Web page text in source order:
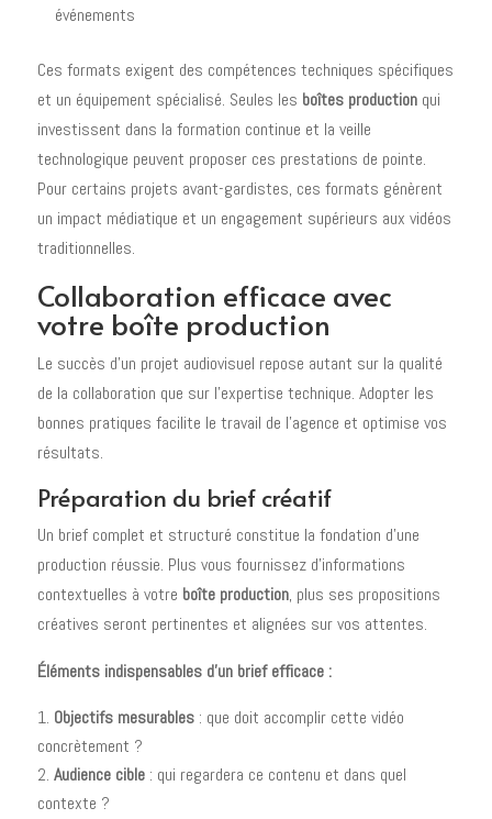
événements
Ces formats exigent des compétences techniques spécifiques
et un équipement spécialisé. Seules les boîtes productionqui
investissent dans la formation continue et la veille
technologique peuvent proposer ces prestations de pointe.
Pour certains projets avant-gardistes, ces formats génèrent
un impact médiatique et un engagement supérieurs aux vidéos
traditionnelles.
Collaboration efficace avec
votre boîte production
Le succès d'un projet audiovisuel repose autant sur la qualité
de la collaboration que sur l'expertise technique. Adopter les
bonnes pratiques facilite le travail de l'agence et optimise vos
résultats.
Préparation du brief créatif
Un brief complet et structuré constitue la fondation d'une
production réussie. Plus vous fournissez d'informations
contextuelles à votre boîte production, plus ses propositions
créatives seront pertinentes et alignées sur vos attentes.
Éléments indispensables d'un brief efficace :
Objectifs mesurables: que doit accomplir cette vidéo
concrètement ?
Audience cible: qui regardera ce contenu et dans quel
contexte ?